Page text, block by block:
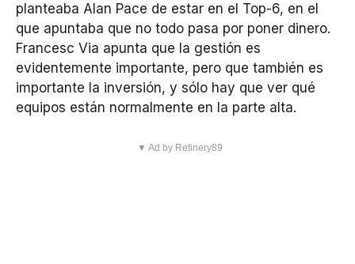
planteaba Alan Pace de estar en el Top-6, en el
que apuntaba que no todo pasa por poner dinero.
Francesc Via apunta que la gestión es
evidentemente importante, pero que también es
importante la inversión, y sólo hay que ver qué
equipos están normalmente en la parte alta.
▼ Ad by Refinery89